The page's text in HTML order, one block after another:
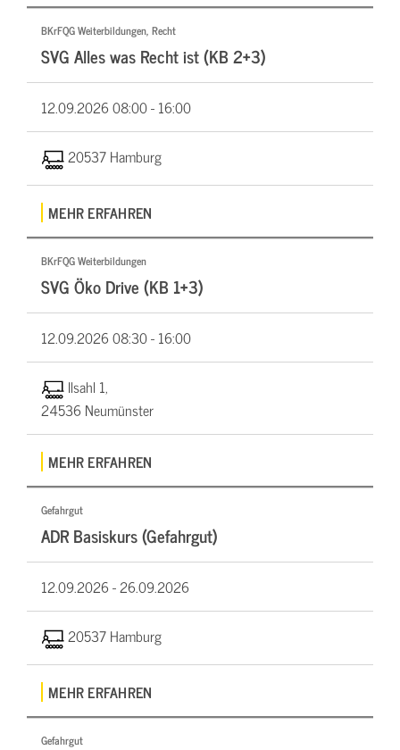
BKrFQG Weiterbildungen, Recht
SVG Alles was Recht ist (KB 2+3)
12.09.202608:00 - 16:00
20537 Hamburg
MEHR ERFAHREN
BKrFQG Weiterbildungen
SVG Öko Drive (KB 1+3)
12.09.202608:30 - 16:00
Ilsahl 1,
24536 Neumünster
MEHR ERFAHREN
Gefahrgut
ADR Basiskurs (Gefahrgut)
12.09.2026 -26.09.2026
20537 Hamburg
MEHR ERFAHREN
Gefahrgut